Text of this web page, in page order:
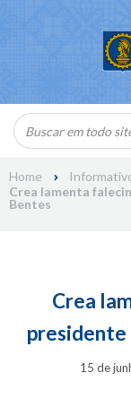
Home
Crea lamenta
Bentes
Crea
presidente
15 de